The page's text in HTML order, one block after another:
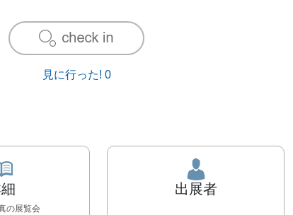
見に行った! 0
の展覧会
出展者